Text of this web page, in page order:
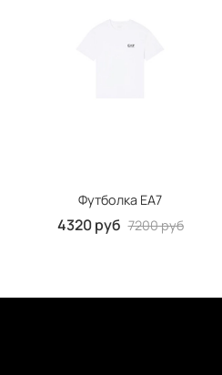
Футболка ЕА7
4320 руб 7200 руб